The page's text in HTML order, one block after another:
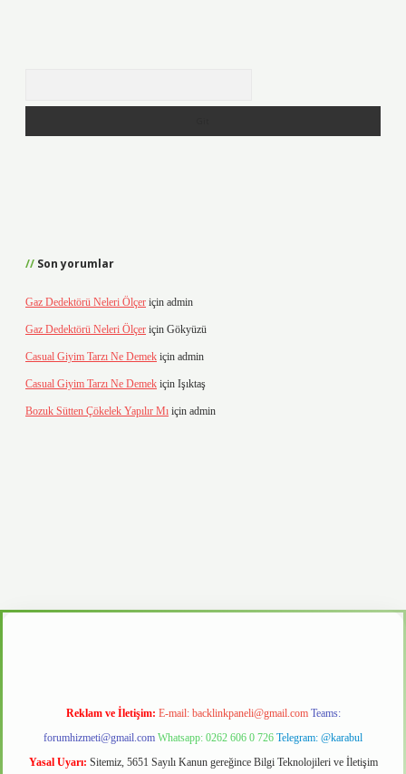
Son yorumlar
Gaz Dedektörü Neleri Ölçer için admin
Gaz Dedektörü Neleri Ölçer için Gökyüzü
Casual Giyim Tarzı Ne Demek için admin
Casual Giyim Tarzı Ne Demek için Işıktaş
Bozuk Sütten Çökelek Yapılır Mı için admin
Reklam ve İletişim: E-mail: backlinkpaneli@gmail.com Teams:
forumhizmeti@gmail.com Whatsapp: 0262 606 0 726 Telegram: @karabul
Yasal Uyarı: Sitemiz, 5651 Sayılı Kanun gereğince Bilgi Teknolojileri ve İletişim